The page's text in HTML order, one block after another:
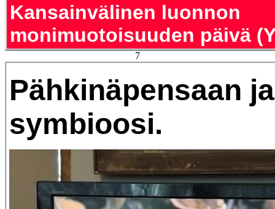
Kansainvälinen luonnon
monimuotoisuuden päivä
7
Pähkinäpensaan
symbioosi.